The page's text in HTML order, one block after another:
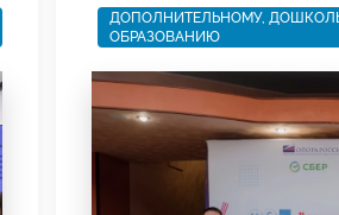
ДОПОЛНИТЕЛЬНОМУ,
ОБРАЗОВАНИЮ